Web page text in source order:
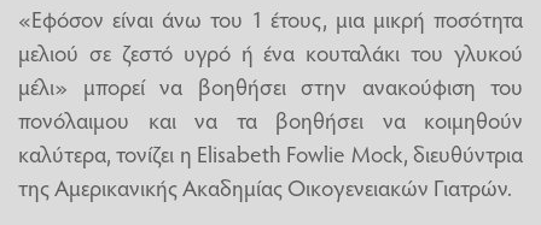
«Εφόσον είναι άνω του 1 έτους, μια μικρή ποσότητα
μελιού σε ζεστό υγρό ή ένα κουταλάκι του γλυκού
μέλι» μπορεί να βοηθήσει στην ανακούφιση του
πονόλαιμου και να τα βοηθήσει να κοιμηθούν
καλύτερα, τονίζει η Elisabeth Fowlie Mock, διευθύντρια
της Αμερικανικής Ακαδημίας Οικογενειακών Γιατρών.